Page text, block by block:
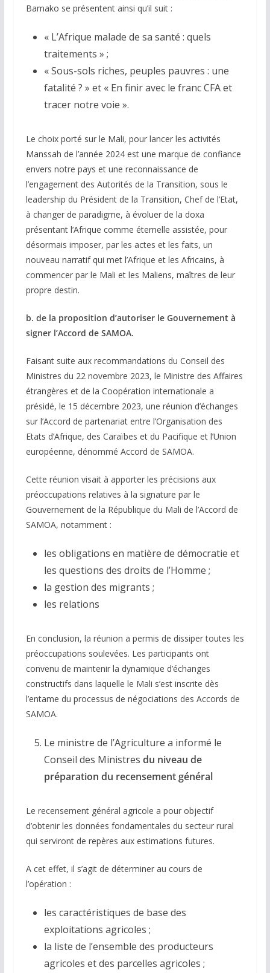
Bamako se présentent ainsi qu’il suit :
« L’Afrique malade de sa santé : quels
traitements » ;
« Sous-sols riches, peuples pauvres : une
fatalité ? » et « En finir avec le franc CFA et
tracer notre voie ».
Le choix porté sur le Mali, pour lancer les activités
Manssah de l’année 2024 est une marque de confiance
envers notre pays et une reconnaissance de
l’engagement des Autorités de la Transition, sous le
leadership du Président de la Transition, Chef de l’Etat,
à changer de paradigme, à évoluer de la doxa
présentant l’Afrique comme éternelle assistée, pour
désormais imposer, par les actes et les faits, un
nouveau narratif qui met l’Afrique et les Africains, à
commencer par le Mali et les Maliens, maîtres de leur
propre destin.
b. de la proposition d’autoriser le Gouvernement à
signer l’Accord de SAMOA.
Faisant suite aux recommandations du Conseil des
Ministres du 22 novembre 2023, le Ministre des Affaires
étrangères et de la Coopération internationale a
présidé, le 15 décembre 2023, une réunion d’échanges
sur l’Accord de partenariat entre l’Organisation des
Etats d’Afrique, des Caraïbes et du Pacifique et l’Union
européenne, dénommé Accord de SAMOA.
Cette réunion visait à apporter les précisions aux
préoccupations relatives à la signature par le
Gouvernement de la République du Mali de l’Accord de
SAMOA, notamment :
les obligations en matière de démocratie et
les questions des droits de l’Homme ;
la gestion des migrants ;
les relations
En conclusion, la réunion a permis de dissiper toutes les
préoccupations soulevées. Les participants ont
convenu de maintenir la dynamique d’échanges
constructifs dans laquelle le Mali s’est inscrite dès
l’entame du processus de négociations des Accords de
SAMOA.
Le ministre de l’Agriculture a informé le
Conseil des Ministres du niveau de
préparation du recensement général
Le recensement général agricole a pour objectif
d’obtenir les données fondamentales du secteur rural
qui serviront de repères aux estimations futures.
A cet effet, il s’agit de déterminer au cours de
l’opération :
les caractéristiques de base des
exploitations agricoles ;
la liste de l’ensemble des producteurs
agricoles et des parcelles agricoles ;